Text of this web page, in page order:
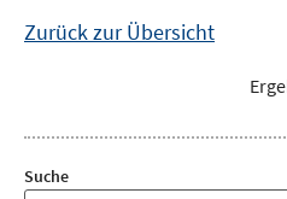
Zurück zur Übersicht
Suche